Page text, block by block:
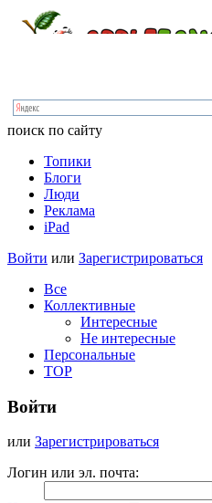
поиск по сайту
Топики
Блоги
Люди
Реклама
iPad
Войти или Зарегистрироваться
Все
Коллективные
Интересные
Не интересные
Персональные
TOP
Войти
или Зарегистрироваться
Логин или эл. почта: